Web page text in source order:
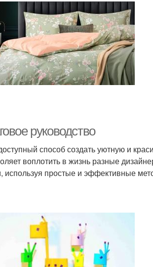
руководство
способ создать уютную и
воплотить в жизнь разные
используя простые и эффективные